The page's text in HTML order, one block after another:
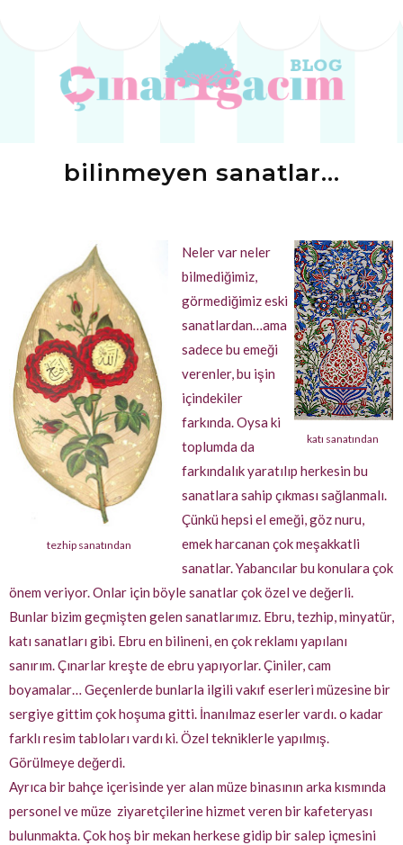
bilinmeyen sanatlar…
tezhip sanatından
katı sanatından
Neler var neler
bilmediğimiz,
görmediğimiz eski
sanatlardan…ama
sadece bu emeği
verenler, bu işin
içindekiler
farkında. Oysa ki
toplumda da
farkındalık yaratılıp herkesin bu
sanatlara sahip çıkması sağlanmalı.
Çünkü hepsi el emeği, göz nuru,
emek harcanan çok meşakkatli
sanatlar. Yabancılar bu konulara çok
önem veriyor. Onlar için böyle sanatlar çok özel ve değerli.
Bunlar bizim geçmişten gelen sanatlarımız. Ebru, tezhip, minyatür,
katı sanatları gibi. Ebru en bilineni, en çok reklamı yapılanı
sanırım. Çınarlar kreşte de ebru yapıyorlar. Çiniler, cam
boyamalar… Geçenlerde bunlarla ilgili vakıf eserleri müzesine bir
sergiye gittim çok hoşuma gitti. İnanılmaz eserler vardı. o kadar
farklı resim tabloları vardı ki. Özel tekniklerle yapılmış.
Görülmeye değerdi.
Ayrıca bir bahçe içerisinde yer alan müze binasının arka kısmında
personel ve müze ziyaretçilerine hizmet veren bir kafeteryası
bulunmakta. Çok hoş bir mekan herkese gidip bir salep içmesini